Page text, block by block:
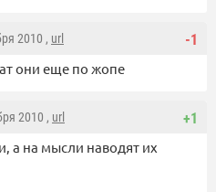
-1
2010 , url
они еще по жопе
+1
2010 , url
а на мысли наводят их